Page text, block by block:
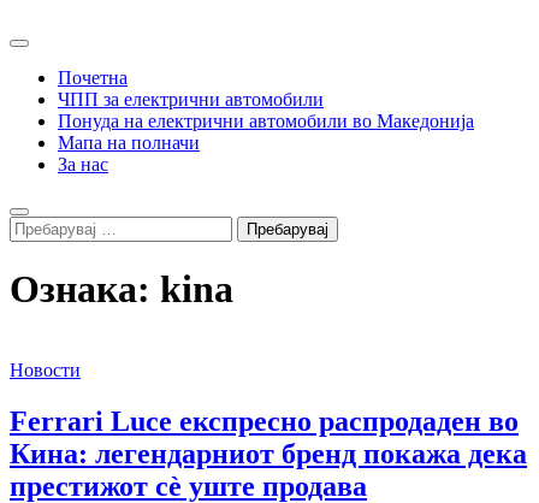
Primary
Почетна
ЧПП за електрични автомобили
Понуда на електрични автомобили во Македонија
Мапа на полначи
За нас
Search
Пребарувај
за:
Ознака: kina
Новости
Ferrari Luce експресно распродаден во
Кина: легендарниот бренд покажа дека
престижот сè уште продава